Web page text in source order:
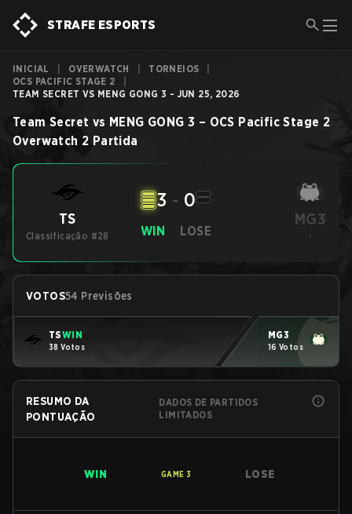
STRAFE ESPORTS
INICIAL OVERWATCH TORNEIOS
OCS PACIFIC STAGE 2
TEAM SECRET VS MENG GONG 3 - JUN 25, 2026
Team Secret vs MENG GONG 3 – OCS Pacific Stage 2
Overwatch 2 Partida
TS
Classificação #28 WIN
3 - 0
LOSE
MG3
-
VOTOS54 Previsões
TSWIN
38 Votos
MG3
16 Votos
RESUMO DA
PONTUAÇÃO
DADOS DE PARTIDOS
LIMITADOS
WIN GAME 3 LOSE